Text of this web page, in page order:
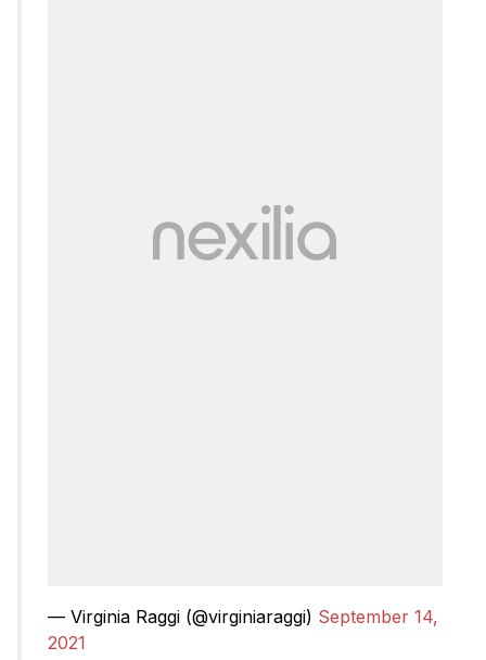
— Virginia Raggi (@virginiaraggi) September 14,
2021